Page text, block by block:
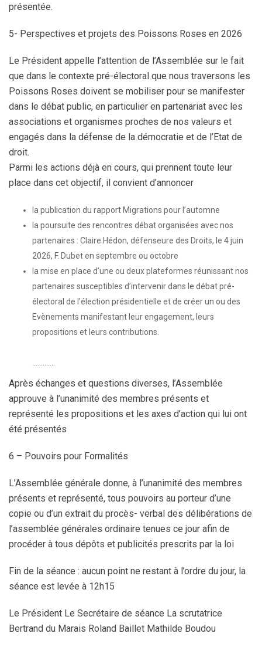
présentée.
5- Perspectives et projets des Poissons Roses en 2026
Le Président appelle l’attention de l’Assemblée sur le fait
que dans le contexte pré-électoral que nous traversons les
Poissons Roses doivent se mobiliser pour se manifester
dans le débat public, en particulier en partenariat avec les
associations et organismes proches de nos valeurs et
engagés dans la défense de la démocratie et de l’Etat de
droit.
Parmi les actions déjà en cours, qui prennent toute leur
place dans cet objectif, il convient d’annoncer
la publication du rapport Migrations pour l’automne
la poursuite des rencontres débat organisées avec nos
partenaires : Claire Hédon, défenseure des Droits, le 4 juin
2026, F. Dubet en septembre ou octobre
la mise en place d’une ou deux plateformes réunissant nos
partenaires susceptibles d’intervenir dans le débat pré-
électoral de l’élection présidentielle et de créer un ou des
Evènements manifestant leur engagement, leurs
propositions et leurs contributions.
Après échanges et questions diverses, l’Assemblée
approuve à l’unanimité des membres présents et
représenté les propositions et les axes d’action qui lui ont
été présentés
6 – Pouvoirs pour Formalités
L’Assemblée générale donne, à l’unanimité des membres
présents et représenté, tous pouvoirs au porteur d’une
copie ou d’un extrait du procès- verbal des délibérations de
l’assemblée générales ordinaire tenues ce jour afin de
procéder à tous dépôts et publicités prescrits par la loi
Fin de la séance : aucun point ne restant à l’ordre du jour, la
séance est levée à 12h15
Le Président Le Secrétaire de séance La scrutatrice
Bertrand du Marais Roland Baillet Mathilde Boudou